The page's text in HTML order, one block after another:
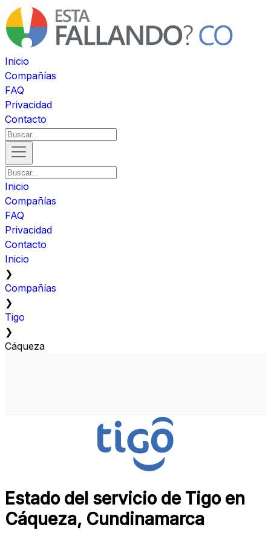
Inicio
Compañías
FAQ
Privacidad
Contacto
Inicio
Compañías
FAQ
Privacidad
Contacto
Inicio
❯
Compañías
❯
Tigo
❯
Cáqueza
Estado del servicio de Tigo en
Cáqueza, Cundinamarca